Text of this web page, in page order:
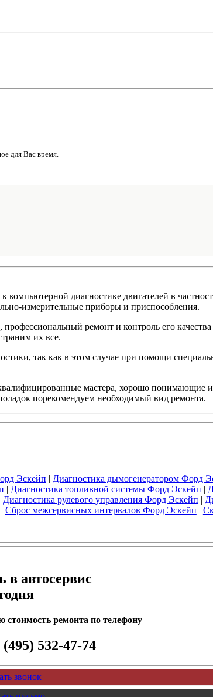
для Вас время.
диагностике двигателей в
измерительные приборы и приспособления.
ремонт и контроль его
их все.
так как в этом случае при помощи
мастера, хорошо понимающие
порекомендуем необходимый вид ремонта.
Эскейп | Диагностика дымогенератором Форд
| Диагностика топливной системы Форд Эскейп |
Диагностика рулевого управления Форд Эскейп |
| Сброс межсервисных интервалов Форд Эскейп |
в автосервис
стоимость ремонта по телефону
(495) 532-47-74
звонок